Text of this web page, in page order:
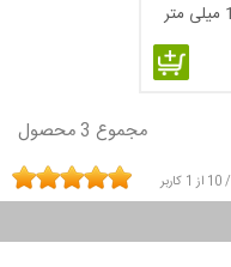
مجموع 3 محصول
10 / از 1 کاربر